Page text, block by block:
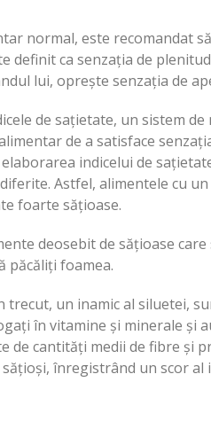
normal, este recomandat
definit ca senzația de
lui, oprește senzația de
de sațietate, un sistem de
de a satisface
indicelui de
Astfel, alimentele cu
foarte sățioase.
deosebit de sățioase
păcăliți foamea.
trecut, un inamic al siluetei,
în vitamine și minerale și
de cantități medii de fibre și
înregistrând un scor al